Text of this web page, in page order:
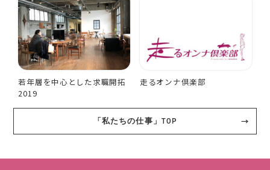
若年層を中心とした求職開拓
2019
走るオンナ倶楽部
「私たちの仕事」TOP